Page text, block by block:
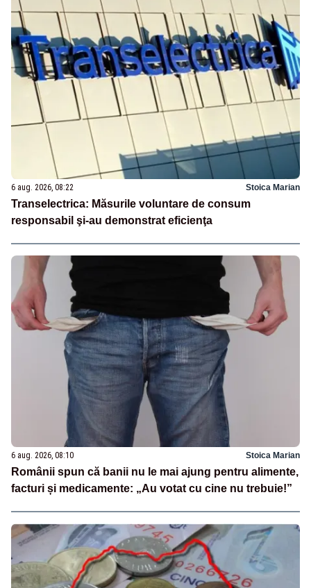
6 aug. 2026, 08:22 Stoica Marian
Transelectrica: Măsurile voluntare de consum
responsabil şi-au demonstrat eficienţa
6 aug. 2026, 08:10 Stoica Marian
Românii spun că banii nu le mai ajung pentru alimente,
facturi și medicamente: „Au votat cu cine nu trebuie!”